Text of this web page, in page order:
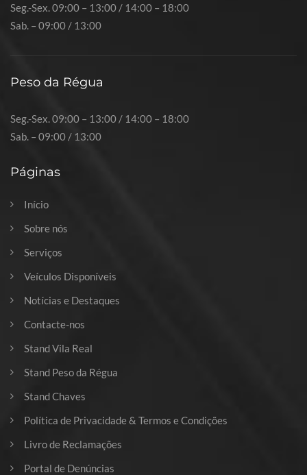
Seg.-Sex. 09:00 – 13:00 / 14:00 – 18:00
Sab. – 09:00 / 13:00
Peso da Régua
Seg.-Sex. 09:00 – 13:00 / 14:00 – 18:00
Sab. – 09:00 / 13:00
Páginas
Início
Sobre nós
Serviços
Veículos Disponíveis
Notícias e Destaques
Contacte-nos
Stand Vila Real
Stand Peso da Régua
Stand Chaves
Política de Privacidade & Termos e Condições
Livro de Reclamações
Portal de Denúncias